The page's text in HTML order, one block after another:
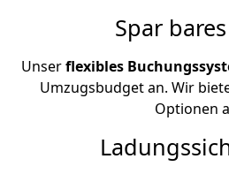
Spar
Unserflexibles
Umzugsbudget an. Wir
Optionen